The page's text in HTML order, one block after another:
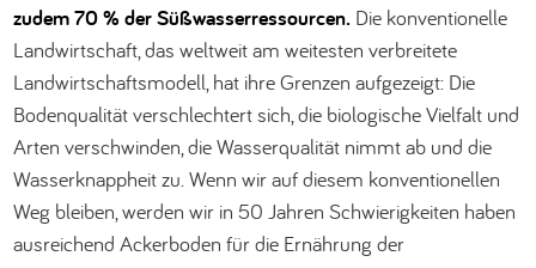
zudem 70 % der Süßwasserressourcen. Die konventionelle
Landwirtschaft, das weltweit am weitesten verbreitete
Landwirtschaftsmodell, hat ihre Grenzen aufgezeigt: Die
Bodenqualität verschlechtert sich, die biologische Vielfalt und
Arten verschwinden, die Wasserqualität nimmt ab und die
Wasserknappheit zu. Wenn wir auf diesem konventionellen
Weg bleiben, werden wir in 50 Jahren Schwierigkeiten haben
ausreichend Ackerboden für die Ernährung der